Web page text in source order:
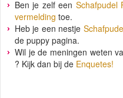
Ben je zelf een Schafpudel
vermelding toe.
Heb je een nestje
de puppy pagina.
Wil je de meningen weten
? Kijk dan bij de Enquetes!